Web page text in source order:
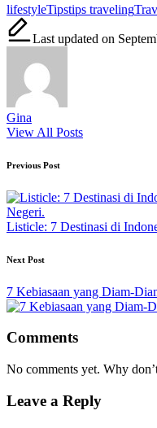
Tags:
lifestyleTipstips traveling
Last updated on
Gina
View All Posts
Post
navigation
Previous Post
Listicle: 7 Destinasi di
Next Post
7 Kebiasaan yang Diam-
Comments
No comments yet. Why
Leave a Reply